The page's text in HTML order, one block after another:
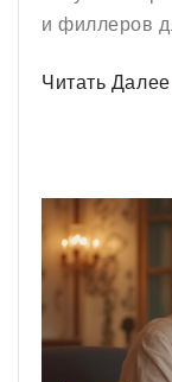
и филлеров
Читать Далее